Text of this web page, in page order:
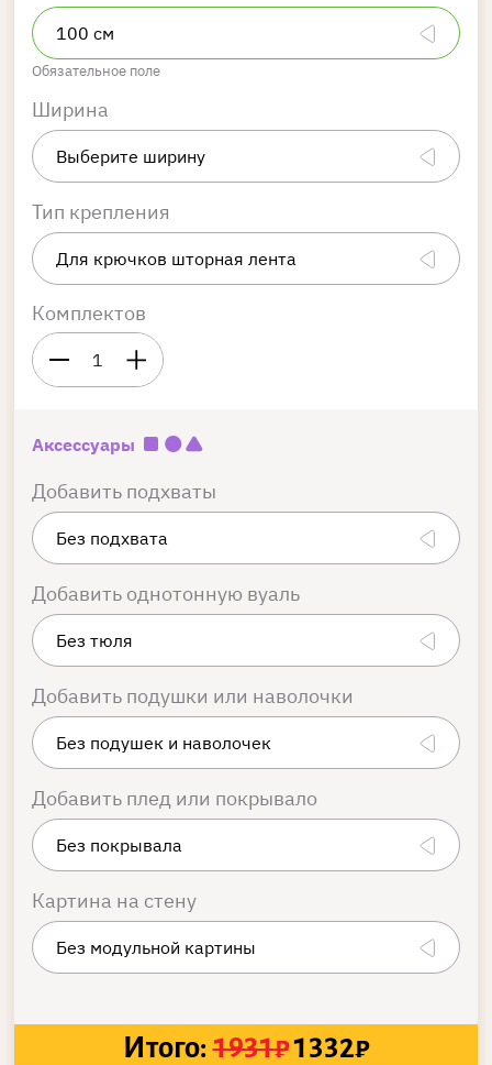
Обязательное поле
Ширина
Тип крепления
Комплектов
1
Аксессуары
Добавить подхваты
Добавить однотонную вуаль
Добавить подушки или наволочки
Добавить плед или покрывало
Картина на стену
Итого: 1931₽1332₽